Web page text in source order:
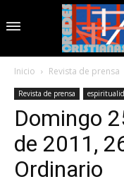
Inicio Revista de prensa
Revista de prensa
Domingo
de 2011,
Ordinario